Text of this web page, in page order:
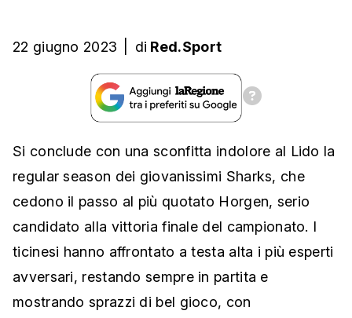
22 giugno 2023 di Red.Sport
Si conclude con una sconfitta indolore al Lido la
regular season dei giovanissimi Sharks, che
cedono il passo al più quotato Horgen, serio
candidato alla vittoria finale del campionato. I
ticinesi hanno affrontato a testa alta i più esperti
avversari, restando sempre in partita e
mostrando sprazzi di bel gioco, con